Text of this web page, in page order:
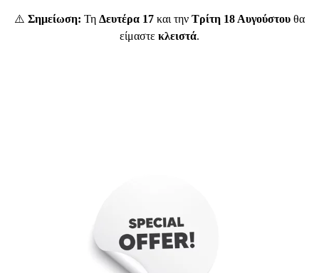
⚠️ Σημείωση: Τη Δευτέρα 17 και την Τρίτη 18 Αυγούστου θα
είμαστε κλειστά.